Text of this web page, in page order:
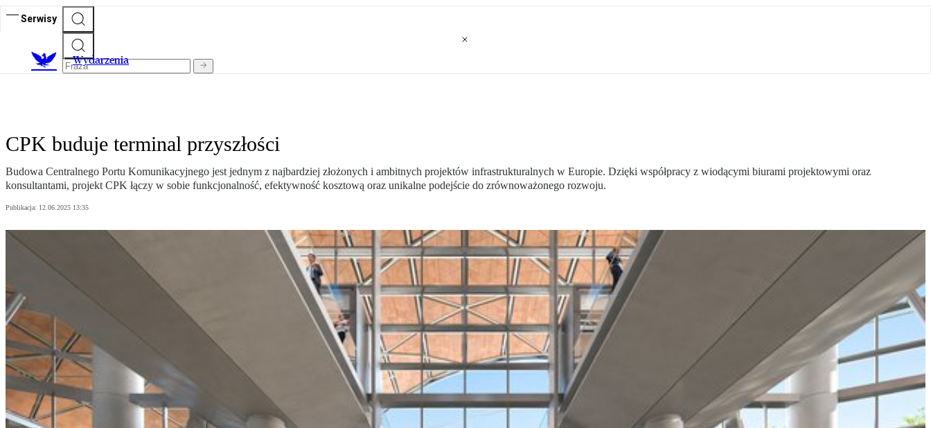
Serwisy
Wydarzenia
CPK buduje terminal przyszłości
Budowa Centralnego Portu Komunikacyjnego jest jednym z najbardziej złożonych i ambitnych projektów infrastrukturalnych w Europie. Dzięki współpracy z wiodącymi biurami projektowymi oraz
konsultantami, projekt CPK łączy w sobie funkcjonalność, efektywność kosztową oraz unikalne podejście do zrównoważonego rozwoju.
Publikacja: 12.06.2025 13:35